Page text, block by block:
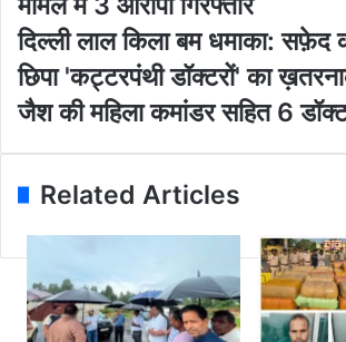
r
E
m
a
i
a
क
भा
ना
ओं
को
आ
र्मा
न्त
दि
ल्ली
ला
ल
ला
म
स
दिल्ली लाल किला बम धमाका: सफ़ेद
छिपा 'कट्टरपंथी डॉक्टरों' का
जैश की महिला कमांडर सहित 6
Related Articles